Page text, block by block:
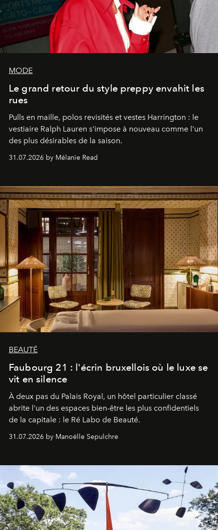
MODE
Le grand retour du style preppy envahit les
rues
Pulls en maille, polos revisités et vestes Harrington : le
vestiaire Ralph Lauren s'impose à nouveau comme l'un
des plus désirables de la saison.
31.07.2026 by Mélanie Read
BEAUTÉ
Faubourg 21 : l'écrin bruxellois où le luxe se
vit en silence
À deux pas du Palais Royal, un hôtel particulier classé
abrite l'un des espaces bien-être les plus confidentiels
de la capitale : le Ré Labo de Beauté.
31.07.2026 by Manoëlle Sepulchre